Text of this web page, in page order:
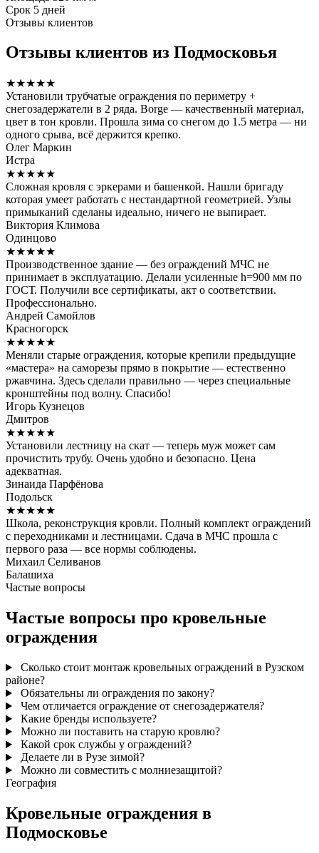
Срок 5 дней
Отзывы клиентов
Отзывы клиентов из Подмосковья
★★★★★
Установили трубчатые ограждения по периметру +
снегозадержатели в 2 ряда. Borge — качественный материал,
цвет в тон кровли. Прошла зима со снегом до 1.5 метра — ни
одного срыва, всё держится крепко.
Олег Маркин
Истра
★★★★★
Сложная кровля с эркерами и башенкой. Нашли бригаду
которая умеет работать с нестандартной геометрией. Узлы
примыканий сделаны идеально, ничего не выпирает.
Виктория Климова
Одинцово
★★★★★
Производственное здание — без ограждений МЧС не
принимает в эксплуатацию. Делали усиленные h=900 мм по
ГОСТ. Получили все сертификаты, акт о соответствии.
Профессионально.
Андрей Самойлов
Красногорск
★★★★★
Меняли старые ограждения, которые крепили предыдущие
«мастера» на саморезы прямо в покрытие — естественно
ржавчина. Здесь сделали правильно — через специальные
кронштейны под волну. Спасибо!
Игорь Кузнецов
Дмитров
★★★★★
Установили лестницу на скат — теперь муж может сам
прочистить трубу. Очень удобно и безопасно. Цена
адекватная.
Зинаида Парфёнова
Подольск
★★★★★
Школа, реконструкция кровли. Полный комплект ограждений
с переходниками и лестницами. Сдача в МЧС прошла с
первого раза — все нормы соблюдены.
Михаил Селиванов
Балашиха
Частые вопросы
Частые вопросы про кровельные
ограждения
Сколько стоит монтаж кровельных ограждений в Рузском
районе?
Обязательны ли ограждения по закону?
Чем отличается ограждение от снегозадержателя?
Какие бренды используете?
Можно ли поставить на старую кровлю?
Какой срок службы у ограждений?
Делаете ли в Рузе зимой?
Можно ли совместить с молниезащитой?
География
Кровельные ограждения в
Подмосковье